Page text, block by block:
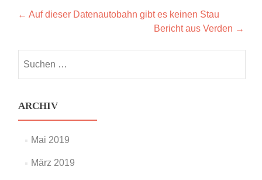
Post
← Auf dieser Datenautobahn gibt es keinen Stau
Bericht aus Verden →
nach:
ARCHIV
Mai 2019
März 2019